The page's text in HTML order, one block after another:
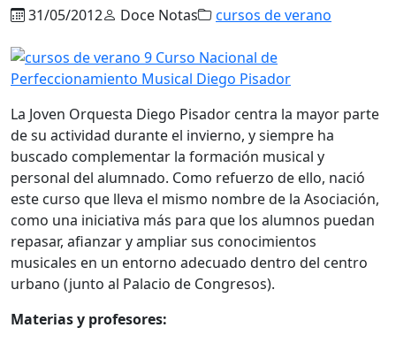
31/05/2012 Doce Notas cursos de verano
La Joven Orquesta Diego Pisador centra la mayor parte
de su actividad durante el invierno, y siempre ha
buscado complementar la formación musical y
personal del alumnado. Como refuerzo de ello, nació
este curso que lleva el mismo nombre de la Asociación,
como una iniciativa más para que los alumnos puedan
repasar, afianzar y ampliar sus conocimientos
musicales en un entorno adecuado dentro del centro
urbano (junto al Palacio de Congresos).
Materias y profesores: